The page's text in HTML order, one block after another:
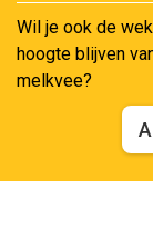
Wil je ook de
hoogte blijven
melkvee?